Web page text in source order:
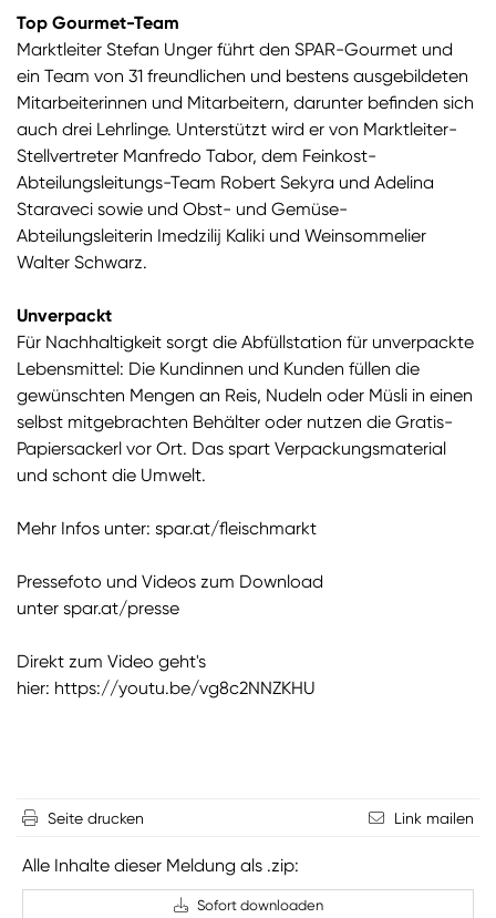
Top Gourmet-Team
Marktleiter Stefan Unger führt den SPAR-Gourmet und
ein Team von 31 freundlichen und bestens ausgebildeten
Mitarbeiterinnen und Mitarbeitern, darunter befinden sich
auch drei Lehrlinge. Unterstützt wird er von Marktleiter-
Stellvertreter Manfredo Tabor, dem Feinkost-
Abteilungsleitungs-Team Robert Sekyra und Adelina
Staraveci sowie und Obst- und Gemüse-
Abteilungsleiterin Imedzilij Kaliki und Weinsommelier
Walter Schwarz.
Unverpackt
Für Nachhaltigkeit sorgt die Abfüllstation für unverpackte
Lebensmittel: Die Kundinnen und Kunden füllen die
gewünschten Mengen an Reis, Nudeln oder Müsli in einen
selbst mitgebrachten Behälter oder nutzen die Gratis-
Papiersackerl vor Ort. Das spart Verpackungsmaterial
und schont die Umwelt.
Mehr Infos unter: spar.at/fleischmarkt
Pressefoto und Videos zum Download
unter spar.at/presse
Direkt zum Video geht's
hier: https://youtu.be/vg8c2NNZKHU
Seite drucken Link mailen
Alle Inhalte dieser Meldung als .zip:
Sofort downloaden